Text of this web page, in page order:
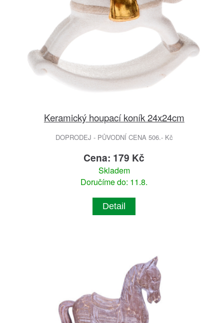
Keramický houpací koník 24x24cm
DOPRODEJ - PŮVODNÍ CENA 506.- Kč
Cena: 179 Kč
Skladem
Doručíme do: 11.8.
Detail